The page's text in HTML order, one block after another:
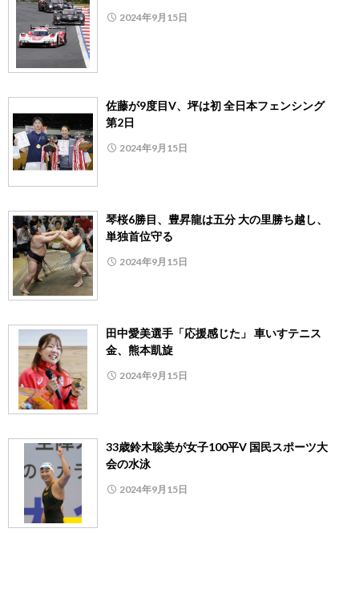
2024年9月15日
佐藤が9度目V、坪は初 全日本フェンシング
第2日
2024年9月15日
琴桜6勝目、豊昇龍は五分 大の里勝ち越し、
単独首位守る
2024年9月15日
田中愛美選手「応援感じた」 車いすテニス
金、熊本凱旋
2024年9月15日
33歳鈴木聡美が女子100平V 国民スポーツ大
会の水泳
2024年9月15日